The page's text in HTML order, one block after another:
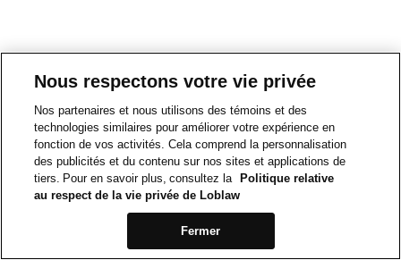
Nous respectons votre vie privée
Nos partenaires et nous utilisons des témoins et des
technologies similaires pour améliorer votre expérience en
fonction de vos activités. Cela comprend la personnalisation
des publicités et du contenu sur nos sites et applications de
tiers. Pour en savoir plus, consultez la
Politique relative
au respect de la vie privée de Loblaw
Fermer